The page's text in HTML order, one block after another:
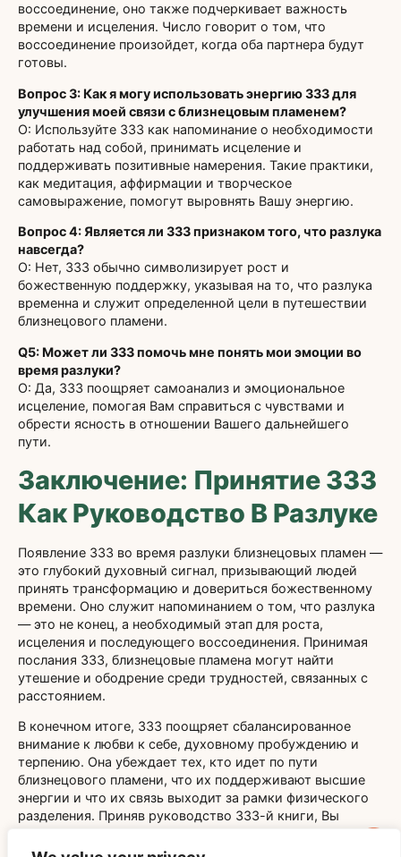
воссоединение, оно также подчеркивает важность
времени и исцеления. Число говорит о том, что
воссоединение произойдет, когда оба партнера будут
готовы.
Вопрос 3: Как я могу использовать энергию 333 для
улучшения моей связи с близнецовым пламенем?
О: Используйте 333 как напоминание о необходимости
работать над собой, принимать исцеление и
поддерживать позитивные намерения. Такие практики,
как медитация, аффирмации и творческое
самовыражение, помогут выровнять Вашу энергию.
Вопрос 4: Является ли 333 признаком того, что разлука
навсегда?
О: Нет, 333 обычно символизирует рост и
божественную поддержку, указывая на то, что разлука
временна и служит определенной цели в путешествии
близнецового пламени.
Q5: Может ли 333 помочь мне понять мои эмоции во
время разлуки?
О: Да, 333 поощряет самоанализ и эмоциональное
исцеление, помогая Вам справиться с чувствами и
обрести ясность в отношении Вашего дальнейшего
пути.
Заключение: Принятие 333
Как Руководство В Разлуке
Появление 333 во время разлуки близнецовых пламен —
это глубокий духовный сигнал, призывающий людей
принять трансформацию и довериться божественному
времени. Оно служит напоминанием о том, что разлука
— это не конец, а необходимый этап для роста,
исцеления и последующего воссоединения. Принимая
послания 333, близнецовые пламена могут найти
утешение и ободрение среди трудностей, связанных с
расстоянием.
В конечном итоге, 333 поощряет сбалансированное
внимание к любви к себе, духовному пробуждению и
терпению. Она убеждает тех, кто идет по пути
близнецового пламени, что их поддерживают высшие
энергии и что их связь выходит за рамки физического
разделения. Приняв руководство 333-й книги, Вы
путешествие к целостности и единству.